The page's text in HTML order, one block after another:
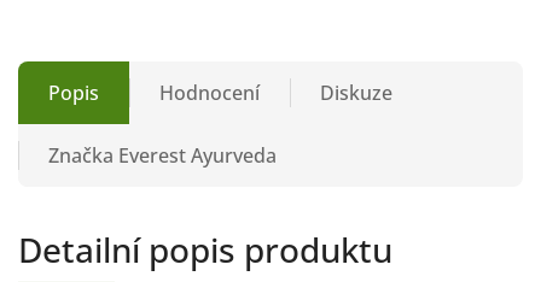
Popis Hodnocení Diskuze
Značka Everest Ayurveda
Detailní popis produktu